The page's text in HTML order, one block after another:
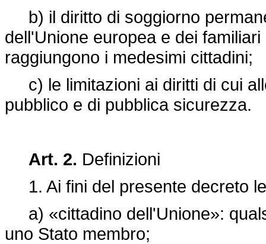
b) il diritto di soggiorno
dell'Unione europea e dei
raggiungono i medesimi cittadini;
c) le limitazioni ai diritti di cui
pubblico e di pubblica sicurezza.
Art. 2. Definizioni
1. Ai fini del presente decreto
a) «cittadino dell'Unione»:
uno Stato membro;